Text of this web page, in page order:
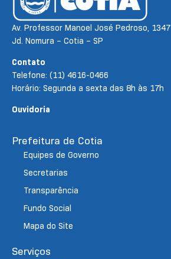
Av. Professor Manoel José Pedroso, 1347
Jd. Nomura – Cotia – SP
Contato
Telefone: (11) 4616-0466
Horário: Segunda a sexta das 8h às 17h
Ouvidoria
Prefeitura de Cotia
Equipes de Governo
Secretarias
Transparência
Fundo Social
Mapa do Site
Serviços